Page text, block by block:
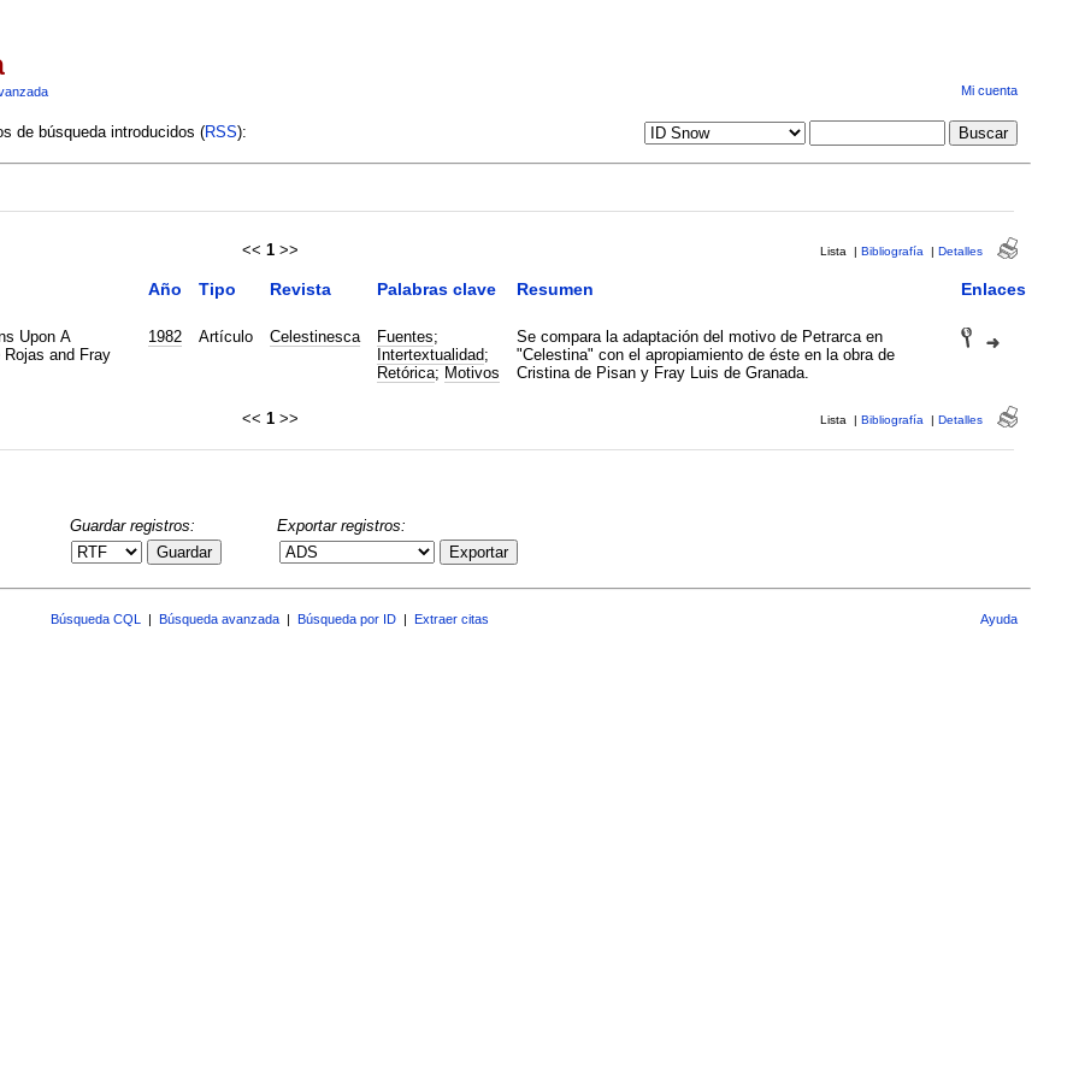
Mi cuenta
de búsqueda introducidos (RSS):
<< 1 >> Lista | Bibliografía | Detalles
Año Tipo Revista Palabras clave Resumen Enlaces
Upon A
and Fray
1982 Artículo Celestinesca Fuentes;
Intertextualidad;
Retórica; Motivos
Se compara la adaptación del motivo de Petrarca en
"Celestina" con el apropiamiento de éste en la obra de
Cristina de Pisan y Fray Luis de Granada.
<< 1 >> Lista | Bibliografía | Detalles
Guardar registros:
Guardar
Exportar registros:
Exportar
Búsqueda CQL Búsqueda avanzada Búsqueda por ID Extraer citas Ayuda